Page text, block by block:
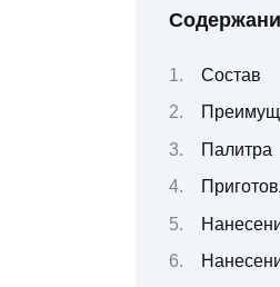
Состав
Палитра